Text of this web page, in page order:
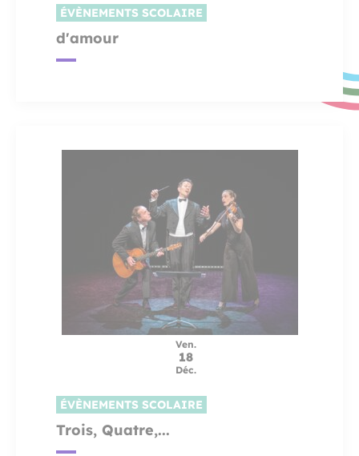
ÉVÈNEMENTS SCOLAIRE
d'amour
Ven.
18
Déc.
ÉVÈNEMENTS SCOLAIRE
Trois, Quatre,...